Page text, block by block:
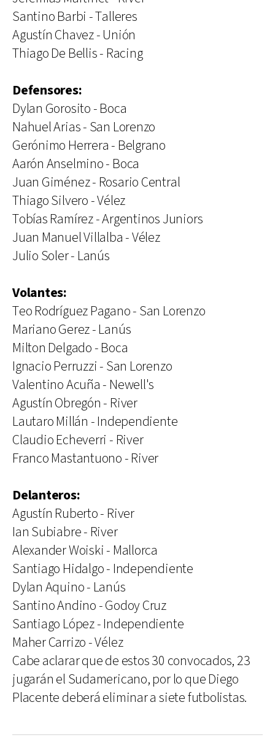
Santino Barbi - Talleres
Agustín Chavez - Unión
Thiago De Bellis - Racing
Defensores:
Dylan Gorosito - Boca
Nahuel Arias - San Lorenzo
Gerónimo Herrera - Belgrano
Aarón Anselmino - Boca
Juan Giménez - Rosario Central
Thiago Silvero - Vélez
Tobías Ramírez - Argentinos Juniors
Juan Manuel Villalba - Vélez
Julio Soler - Lanús
Volantes:
Teo Rodríguez Pagano - San Lorenzo
Mariano Gerez - Lanús
Milton Delgado - Boca
Ignacio Perruzzi - San Lorenzo
Valentino Acuña - Newell's
Agustín Obregón - River
Lautaro Millán - Independiente
Claudio Echeverri - River
Franco Mastantuono - River
Delanteros:
Agustín Ruberto - River
Ian Subiabre - River
Alexander Woiski - Mallorca
Santiago Hidalgo - Independiente
Dylan Aquino - Lanús
Santino Andino - Godoy Cruz
Santiago López - Independiente
Maher Carrizo - Vélez
Cabe aclarar que de estos 30 convocados, 23
jugarán el Sudamericano, por lo que Diego
Placente deberá eliminar a siete futbolistas.